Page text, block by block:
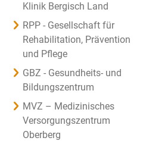
Klinik Bergisch Land
RPP - Gesellschaft für
Rehabilitation, Prävention
und Pflege
GBZ - Gesundheits- und
Bildungszentrum
MVZ – Medizinisches
Versorgungszentrum
Oberberg